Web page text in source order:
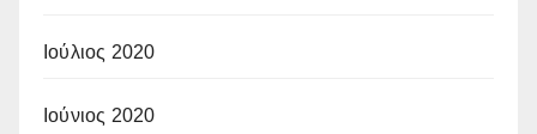
Ιούλιος 2020
Ιούνιος 2020